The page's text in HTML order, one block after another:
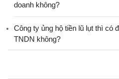
doanh không?
Công ty ủng hộ tiền lũ lụt thì có
TNDN không?